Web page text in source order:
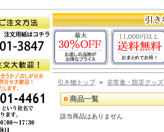
引き物トップ> 非常食・防災グッズ
商品一覧
該当商品はありません